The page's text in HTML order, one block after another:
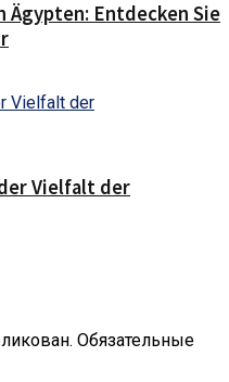
Ägypten: Entdecken Sie
Vielfalt der
Обязательные